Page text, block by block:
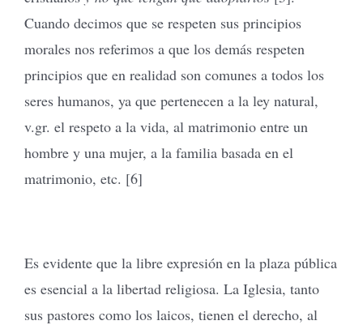
Cuando decimos que se respeten sus principios
morales nos referimos a que los demás respeten
principios que en realidad son comunes a todos los
seres humanos, ya que pertenecen a la ley natural,
v.gr. el respeto a la vida, al matrimonio entre un
hombre y una mujer, a la familia basada en el
matrimonio, etc. [6]
Es evidente que la libre expresión en la plaza pública
es esencial a la libertad religiosa. La Iglesia, tanto
sus pastores como los laicos, tienen el derecho, al